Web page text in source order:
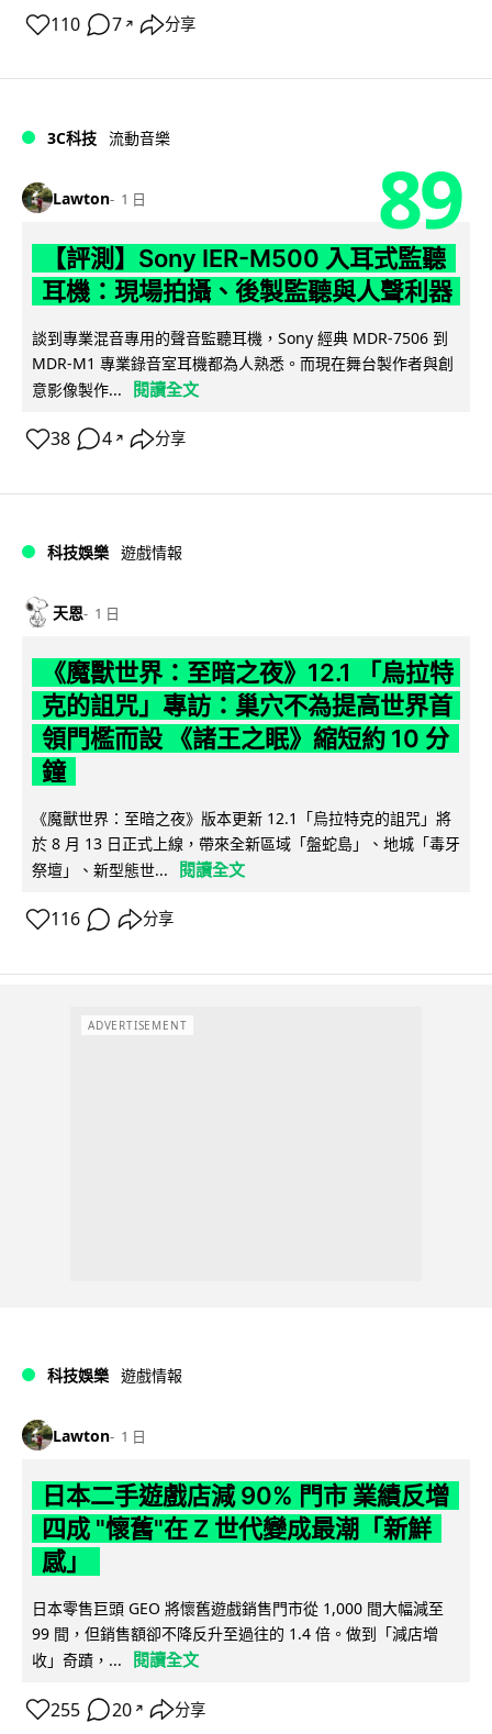
110 7 ↗ 分享
3C科技 流動音樂
Lawton 1 日 89
【評測】Sony IER-M500 入耳式監聽
耳機：現場拍攝、後製監聽與人聲利器
談到專業混音專用的聲音監聽耳機，Sony 經典 MDR-7506 到
MDR-M1 專業錄音室耳機都為人熟悉。而現在舞台製作者與創
意影像製作...
閱讀全文
38 4 ↗ 分享
科技娛樂 遊戲情報
天恩 1 日
《魔獸世界：至暗之夜》12.1 「烏拉特
克的詛咒」專訪：巢穴不為提高世界首
領門檻而設 《諸王之眠》縮短約 10 分
鐘
《魔獸世界：至暗之夜》版本更新 12.1「烏拉特克的詛咒」將
於 8 月 13 日正式上線，帶來全新區域「盤蛇島」、地城「毒牙
祭壇」、新型態世...
閱讀全文
116 分享
ADVERTISEMENT
科技娛樂 遊戲情報
Lawton 1 日
日本二手遊戲店減 90% 門市 業績反增
四成 "懷舊"在 Z 世代變成最潮「新鮮
感」
日本零售巨頭 GEO 將懷舊遊戲銷售門市從 1,000 間大幅減至
99 間，但銷售額卻不降反升至過往的 1.4 倍。做到「減店增
收」奇蹟，...
閱讀全文
255 20 ↗ 分享